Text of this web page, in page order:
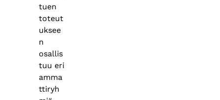
tuen
toteut
uksee
n
osallis
tuu eri
amma
ttiryh